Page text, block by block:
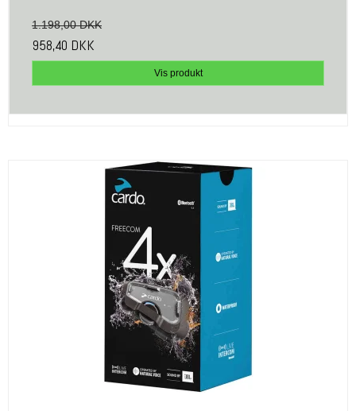
1.198,00 DKK
958,40 DKK
Vis produkt